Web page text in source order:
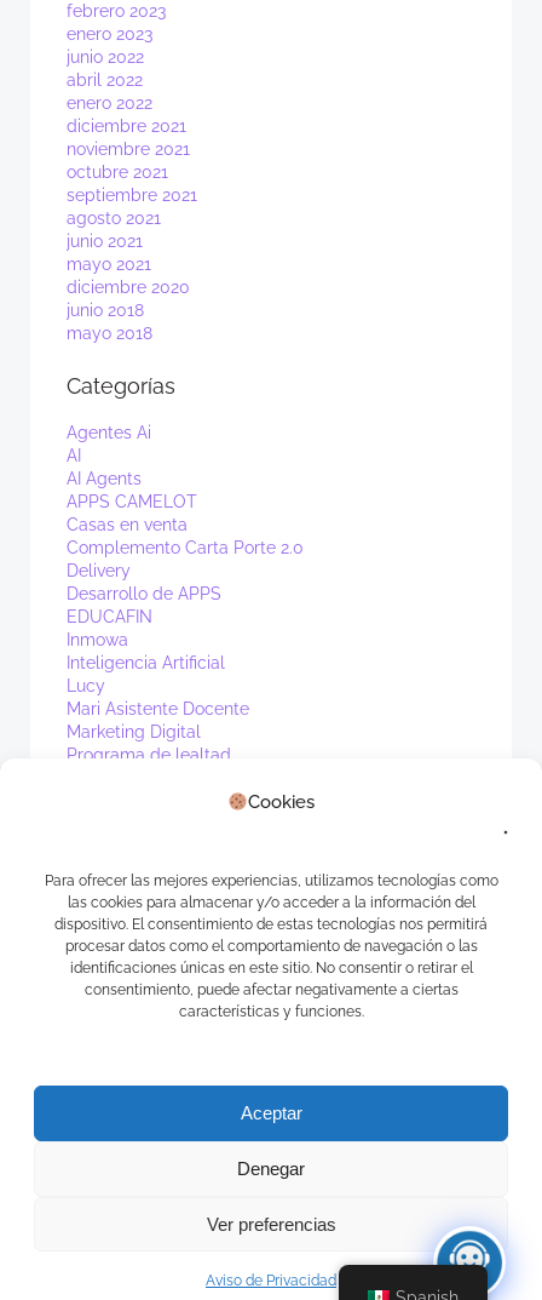
Cookies
Para ofrecer las mejores experiencias, utilizamos tecnologías como
las cookies para almacenar y/o acceder a la información del
dispositivo. El consentimiento de estas tecnologías nos permitirá
procesar datos como el comportamiento de navegación o las
identificaciones únicas en este sitio. No consentir o retirar el
consentimiento, puede afectar negativamente a ciertas
características y funciones.
Aceptar
Denegar
Ver preferencias
Aviso de Privacidad
febrero 2023
enero 2023
junio 2022
abril 2022
enero 2022
diciembre 2021
noviembre 2021
octubre 2021
septiembre 2021
agosto 2021
junio 2021
mayo 2021
diciembre 2020
junio 2018
mayo 2018
Categorías
Agentes Ai
AI
AI Agents
APPS CAMELOT
Casas en venta
Complemento Carta Porte 2.0
Delivery
Desarrollo de APPS
EDUCAFIN
Inmowa
Inteligencia Artificial
Lucy
Mari Asistente Docente
Marketing Digital
Programa de lealtad
WhatsApp
Meta
Acceder
Feed de entradas
Feed de comentarios
© 2026 APPS CAMELOT. Creado usando WordPress y
Ecliptica Theme .